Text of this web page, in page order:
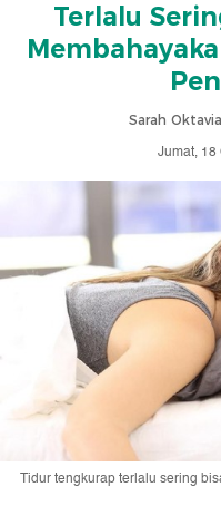
Terlalu
Sarah
Jumat, 18
Tidur tengkurap terlalu sering